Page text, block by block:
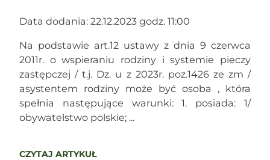
Data dodania: 22.12.2023 godz. 11:00
Na podstawie art.12 ustawy z dnia 9 czerwca
2011r. o wspieraniu rodziny i systemie pieczy
zastępczej / t.j. Dz. u z 2023r. poz.1426 ze zm /
asystentem rodziny może być osoba , która
spełnia następujące warunki: 1. posiada: 1/
obywatelstwo polskie; ...
CZYTAJ ARTYKUŁ